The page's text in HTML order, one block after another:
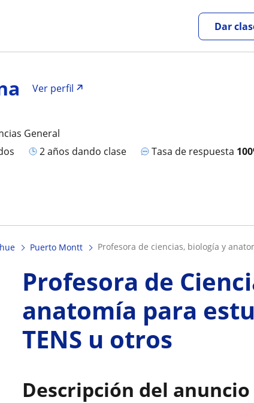
Dar
Ver perfil
General
2 años dando clase Tasa de respuesta
Puerto Montt profesora de ciencias, biología y
Profesora de
anatomía para
TENS u otros
Descripción del anuncio